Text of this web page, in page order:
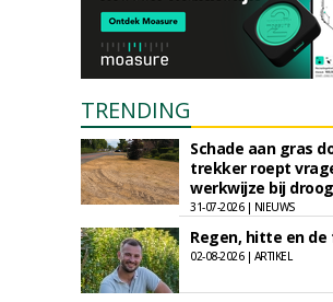
TRENDING
Schade aan gras
trekker roept
werkwijze bij
31-07-2026 | NIEUWS
Regen, hitte en
02-08-2026 | ARTIKEL